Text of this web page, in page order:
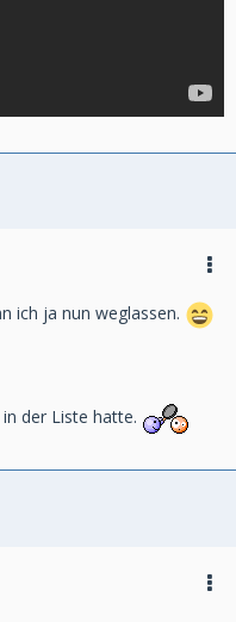
ich ja nun weglassen.
der Liste hatte.